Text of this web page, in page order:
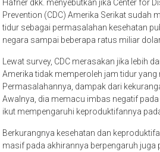
Hafner dkk. menyebutkan jika Center for
Prevention (CDC) Amerika Serikat sudah
tidur sebagai permasalahan kesehatan
negara sampai beberapa ratus miliar
Lewat survey, CDC merasakan jika lebih
Amerika tidak memperoleh jam tidur yang
Permasalahannya, dampak dari
Awalnya, dia memacu imbas negatif
ikut mempengaruhi keproduktifannya
Berkurangnya kesehatan dan
masif pada akhirannya berpengaruh juga